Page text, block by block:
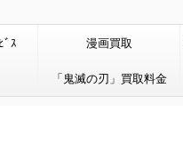
ﾞｽ 漫画買取
「鬼滅の刃」買取料金